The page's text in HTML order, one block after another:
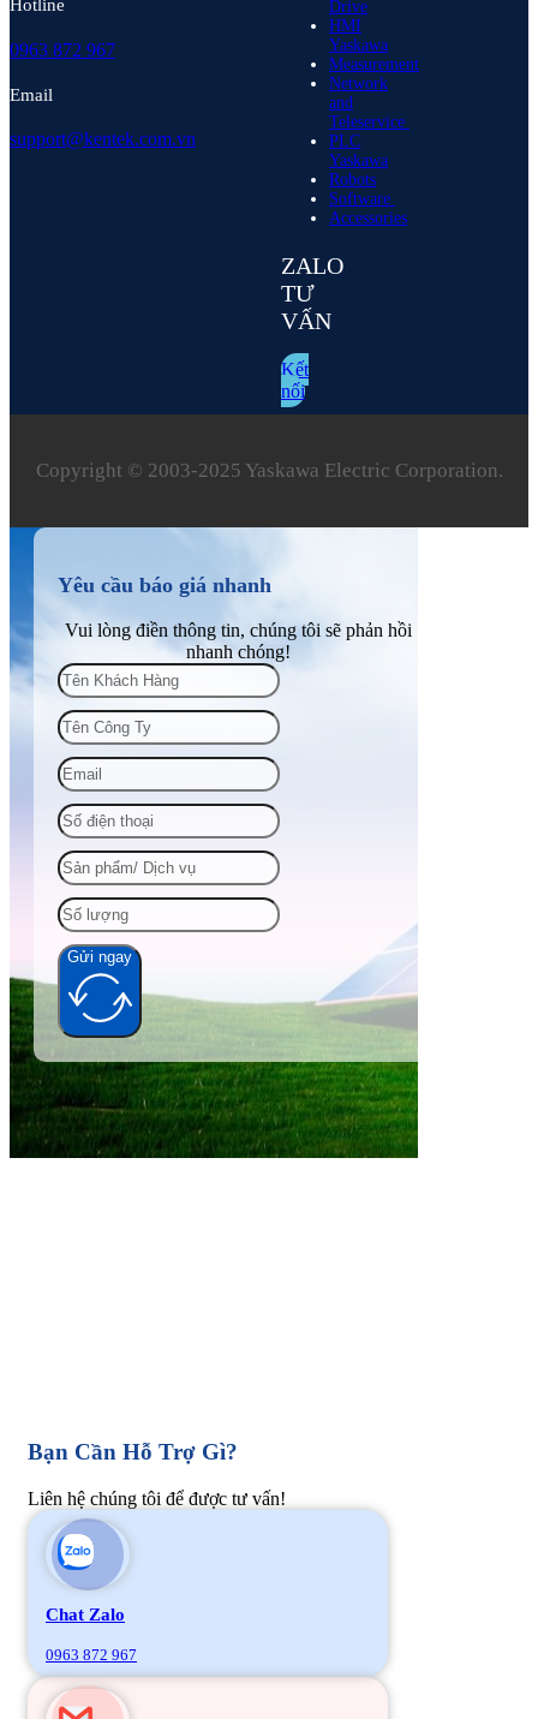
Hotline
0963 872 967
Email
support@kentek.com.vn
Drive
HMI
Yaskawa
Measurement
Network
and
Teleservice
PLC
Yaskawa
Robots
Software
Accessories
ZALO
TƯ
VẤN
Kết
nối
Copyright © 2003‑2025 Yaskawa Electric Corporation.
Yêu cầu báo giá nhanh
Vui lòng điền thông tin, chúng tôi sẽ phản hồi
nhanh chóng!
Gửi ngay
Bạn Cần Hỗ Trợ Gì?
Liên hệ chúng tôi để được tư vấn!
Chat Zalo
0963 872 967